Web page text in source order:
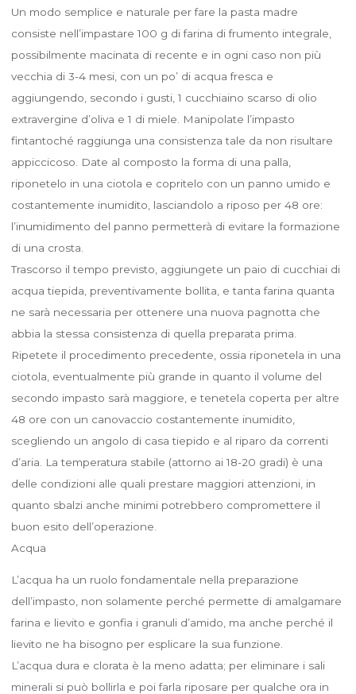
Un modo semplice e naturale per fare la pasta madre
consiste nell’impastare 100 g di farina di frumento integrale,
possibilmente macinata di recente e in ogni caso non più
vecchia di 3-4 mesi, con un po’ di acqua fresca e
aggiungendo, secondo i gusti, 1 cucchiaino scarso di olio
extravergine d’oliva e 1 di miele. Manipolate l’impasto
fintantoché raggiunga una consistenza tale da non risultare
appiccicoso. Date al composto la forma di una palla,
riponetelo in una ciotola e copritelo con un panno umido e
costantemente inumidito, lasciandolo a riposo per 48 ore:
l’inumidimento del panno permetterà di evitare la formazione
di una crosta.
Trascorso il tempo previsto, aggiungete un paio di cucchiai di
acqua tiepida, preventivamente bollita, e tanta farina quanta
ne sarà necessaria per ottenere una nuova pagnotta che
abbia la stessa consistenza di quella preparata prima.
Ripetete il procedimento precedente, ossia riponetela in una
ciotola, eventualmente più grande in quanto il volume del
secondo impasto sarà maggiore, e tenetela coperta per altre
48 ore con un canovaccio costantemente inumidito,
scegliendo un angolo di casa tiepido e al riparo da correnti
d’aria. La temperatura stabile (attorno ai 18-20 gradi) è una
delle condizioni alle quali prestare maggiori attenzioni, in
quanto sbalzi anche minimi potrebbero compromettere il
buon esito dell’operazione.
Acqua
L’acqua ha un ruolo fondamentale nella preparazione
dell’impasto, non solamente perché permette di amalgamare
farina e lievito e gonfia i granuli d’amido, ma anche perché il
lievito ne ha bisogno per esplicare la sua funzione.
L’acqua dura e clorata è la meno adatta; per eliminare i sali
minerali si può bollirla e poi farla riposare per qualche ora in